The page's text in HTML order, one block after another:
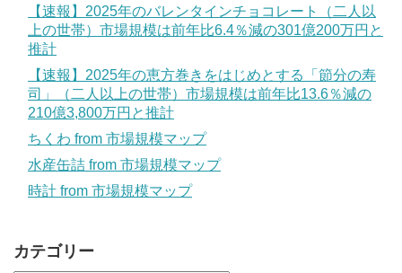
【速報】2025年のバレンタインチョコレート（二人以
上の世帯）市場規模は前年比6.4％減の301億200万円と
推計
【速報】2025年の恵方巻きをはじめとする「節分の寿
司」（二人以上の世帯）市場規模は前年比13.6％減の
210億3,800万円と推計
ちくわ from 市場規模マップ
水産缶詰 from 市場規模マップ
時計 from 市場規模マップ
カテゴリー